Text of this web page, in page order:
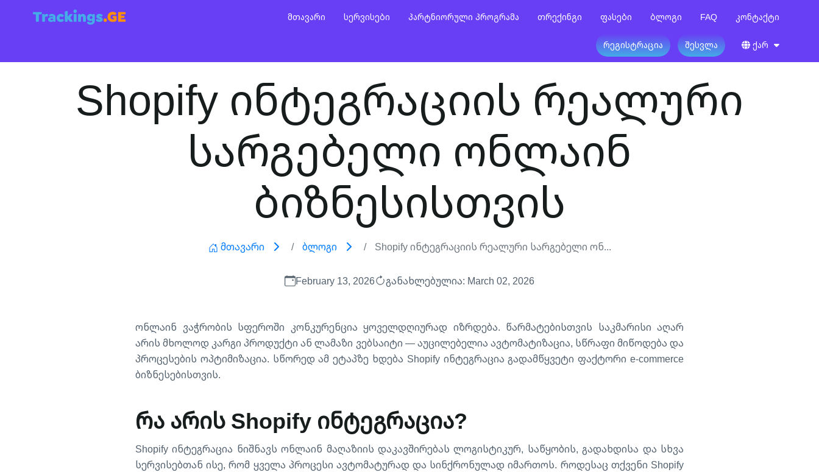
Მთავარი Სერვისები Პარტნიორული Პროგრამა Თრექინგი Ფასები Ბლოგი FAQ Კონტაქტი
Რეგისტრაცია Შესვლა Ქარ
Shopify ინტეგრაციის რეალური
სარგებელი ონლაინ
ბიზნესისთვის
Მთავარი Ბლოგი Shopify Ინტეგრაციის Რეალური Სარგებელი Ონ...
February 13, 2026 განახლებულია: March 02, 2026
ონლაინ ვაჭრობის სფეროში კონკურენცია ყოველდღიურად იზრდება. წარმატებისთვის საკმარისი აღარ
არის მხოლოდ კარგი პროდუქტი ან ლამაზი ვებსაიტი — აუცილებელია ავტომატიზაცია, სწრაფი მიწოდება და
პროცესების ოპტიმიზაცია. სწორედ ამ ეტაპზე ხდება Shopify ინტეგრაცია გადამწყვეტი ფაქტორი e-commerce
ბიზნესებისთვის.
რა არის Shopify ინტეგრაცია?
Shopify ინტეგრაცია ნიშნავს ონლაინ მაღაზიის დაკავშირებას ლოგისტიკურ, საწყობის, გადახდისა და სხვა
სერვისებთან ისე, რომ ყველა პროცესი ავტომატურად და სინქრონულად იმართოს. როდესაც თქვენი Shopify